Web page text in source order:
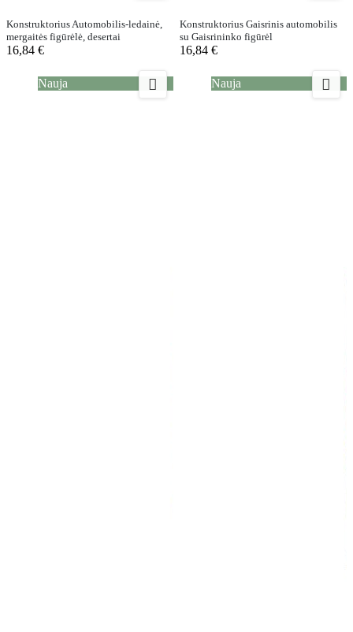
Konstruktorius Automobilis-ledainė,
mergaitės figūrėlė, desertai
16,84 €
Konstruktorius Gaisrinis automobilis
su Gaisrininko figūrėl
16,84 €
Nauja  Nauja 